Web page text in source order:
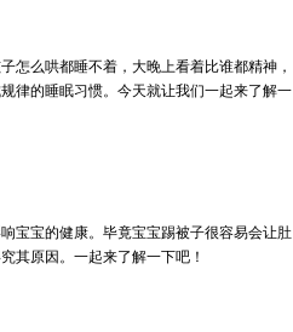
怎么哄都睡不着，大晚上看着比谁都精神，
律的睡眠习惯。今天就让我们一起来了解一
宝宝的健康。毕竟宝宝踢被子很容易会让肚
其原因。一起来了解一下吧！